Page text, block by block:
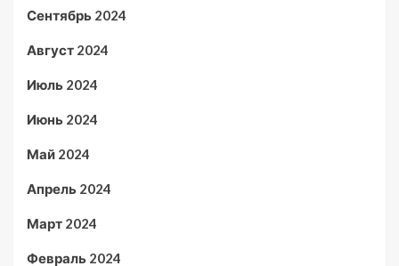
Сентябрь 2024
Август 2024
Июль 2024
Июнь 2024
Май 2024
Апрель 2024
Март 2024
Февраль 2024